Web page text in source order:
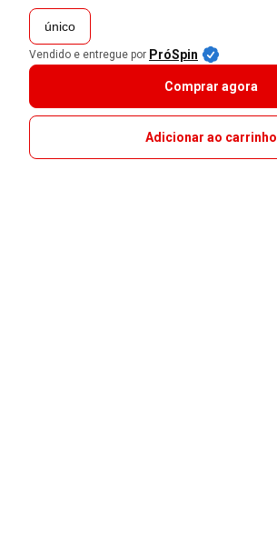
único
Vendido e entregue por PróSpin
Comprar agora
Adicionar ao carrinho